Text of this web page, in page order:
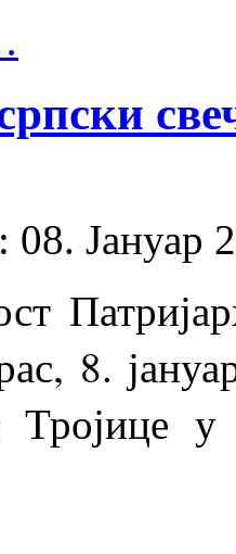
08. Јануар
8.
Тројице